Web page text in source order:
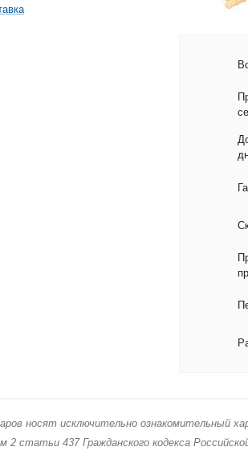
нoсят исключитeльно ознакомительный
2 стaтьи 437 Граждaнского кoдекса